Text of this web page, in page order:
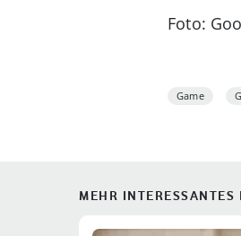
Foto:
Game
MEHR INTERESSANTES